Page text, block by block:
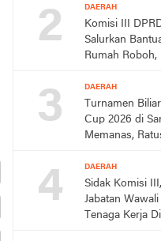
2 DAERAH
Komisi III
Salurkan
Rumah Roboh,
3 DAERAH
Turnamen
Cup 2026 di
Memanas,
4 DAERAH
Sidak Komisi
Jabatan
Tenaga Kerja